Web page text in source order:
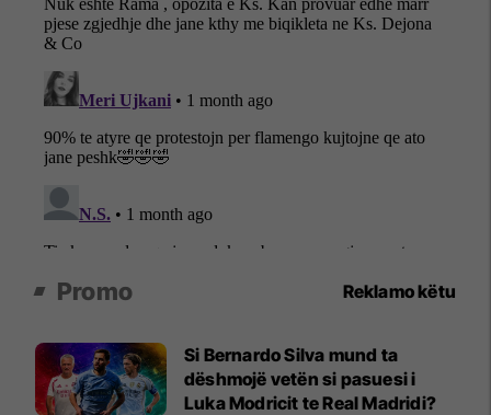
Promo Reklamo këtu
Si Bernardo Silva mund ta
dëshmojë vetën si pasuesi i
Luka Modricit te Real Madridi?